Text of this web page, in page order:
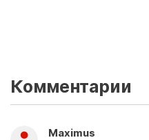
Комментарии
Maximus